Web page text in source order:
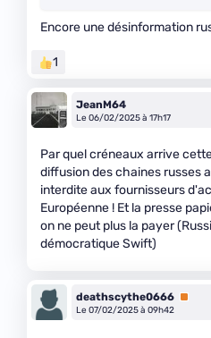
Encore une désinformation
1
JeanM64
Le 06/02/2025 à 17h17
Par quel créneaux arrive
diffusion des chaines russes
interdite aux fournisseurs
Européenne ! Et la presse
on ne peut plus la payer
démocratique Swift)
deathscythe0666 Premium
Le 07/02/2025 à 09h42